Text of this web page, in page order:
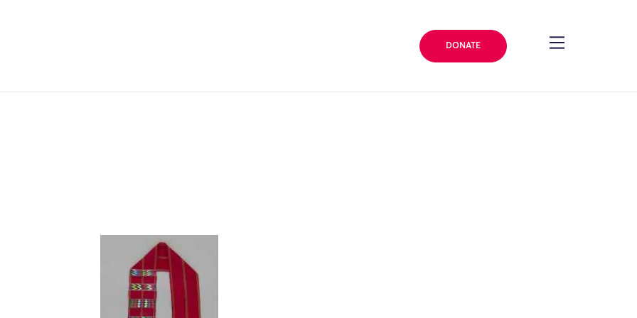
DONATE